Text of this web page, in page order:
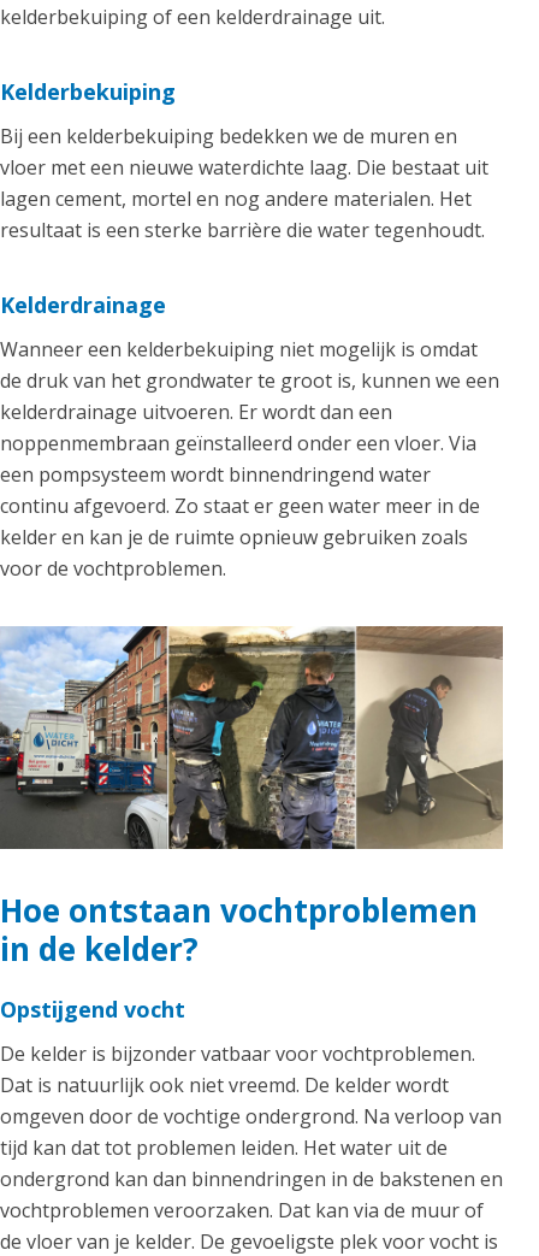
kelderbekuiping of een kelderdrainage uit.
Kelderbekuiping
Bij een kelderbekuiping bedekken we de muren en
vloer met een nieuwe waterdichte laag. Die bestaat uit
lagen cement, mortel en nog andere materialen. Het
resultaat is een sterke barrière die water tegenhoudt.
Kelderdrainage
Wanneer een kelderbekuiping niet mogelijk is omdat
de druk van het grondwater te groot is, kunnen we een
kelderdrainage uitvoeren. Er wordt dan een
noppenmembraan geïnstalleerd onder een vloer. Via
een pompsysteem wordt binnendringend water
continu afgevoerd. Zo staat er geen water meer in de
kelder en kan je de ruimte opnieuw gebruiken zoals
voor de vochtproblemen.
Hoe ontstaan vochtproblemen
in de kelder?
Opstijgend vocht
De kelder is bijzonder vatbaar voor vochtproblemen.
Dat is natuurlijk ook niet vreemd. De kelder wordt
omgeven door de vochtige ondergrond. Na verloop van
tijd kan dat tot problemen leiden. Het water uit de
ondergrond kan dan binnendringen in de bakstenen en
vochtproblemen veroorzaken. Dat kan via de muur of
de vloer van je kelder. De gevoeligste plek voor vocht is